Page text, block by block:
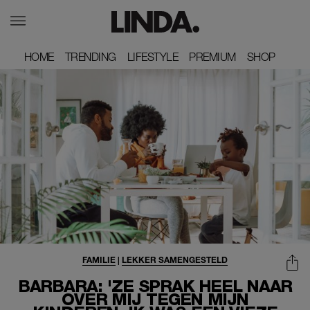
HOME
HOME TRENDING
TRENDING LIFESTYLE
LIFESTYLE PREMIUM
PREMIUM SHOP
SHOP
BARBARA: 'ZE SPRAK HEEL NAAR
OVER MIJ TEGEN MIJN
FAMILIE | LEKKER SAMENGESTELD